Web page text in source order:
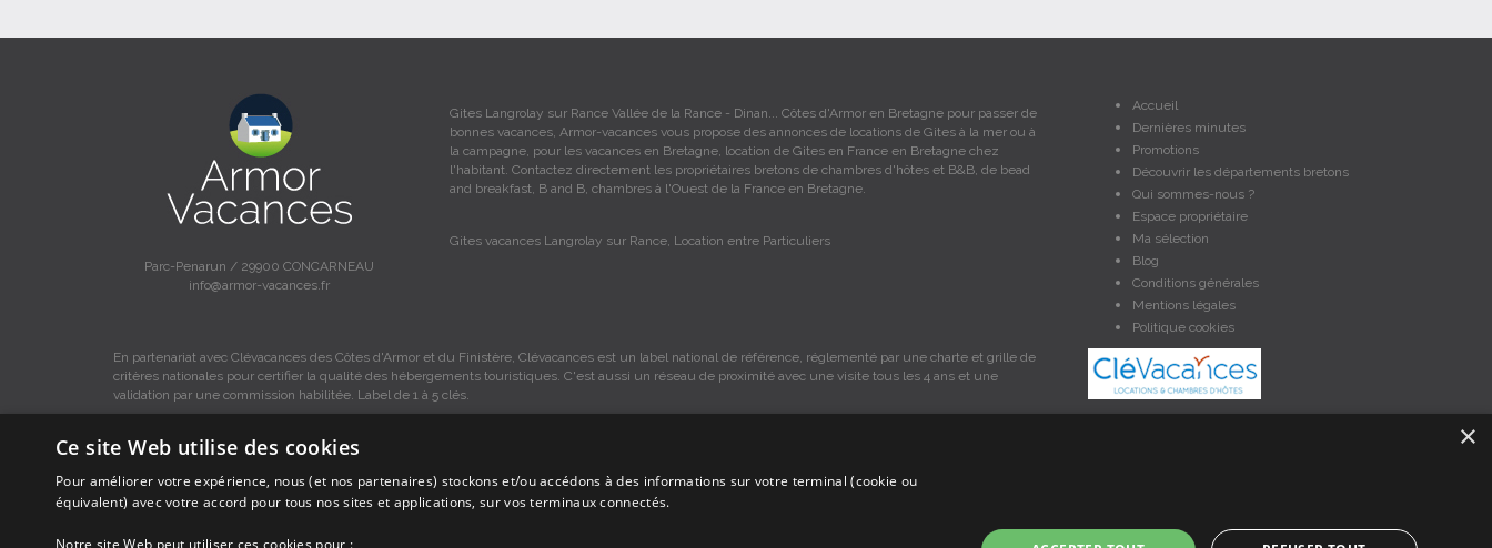
Parc-Penarun / 29900 CONCARNEAU
info@armor-vacances.fr
Gites Langrolay sur Rance Vallée de la Rance - Dinan... Côtes d'Armor en Bretagne pour passer de
bonnes vacances, Armor-vacances vous propose des annonces de locations de Gites à la mer ou à
la campagne, pour les vacances en Bretagne, location de Gites en France en Bretagne chez
l'habitant. Contactez directement les propriétaires bretons de chambres d'hôtes et B&B, de bead
and breakfast, B and B, chambres à l'Ouest de la France en Bretagne.
Gites vacances Langrolay sur Rance, Location entre Particuliers
Accueil
Dernières minutes
Promotions
Découvrir les départements bretons
Qui sommes-nous ?
Espace propriétaire
Ma sélection
Blog
Conditions générales
Mentions légales
Politique cookies
En partenariat avec Clévacances des Côtes d'Armor et du Finistère, Clévacances est un label national de référence, réglementé par une charte et grille de
critères nationales pour certifier la qualité des hébergements touristiques. C'est aussi un réseau de proximité avec une visite tous les 4 ans et une
validation par une commission habilitée. Label de 1 à 5 clés.
Les descriptions et photos contenues dans le site Armor-vacances sont sous la responsabilité des propriétaires, ces informations sont indicatives et non contractuelles. Les données sont protégées par copyright
Armor-vacances.
×
Ce site Web utilise des cookies
Pour améliorer votre expérience, nous (et nos partenaires) stockons et/ou accédons à des informations sur votre terminal (cookie ou
équivalent) avec votre accord pour tous nos sites et applications, sur vos terminaux connectés.
Notre site Web peut utiliser ces cookies pour :